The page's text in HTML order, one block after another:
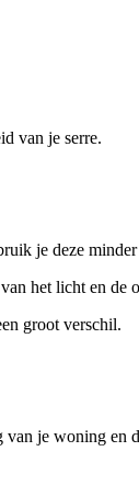
van je serre.
je deze
het licht en
groot verschil.
je woning en